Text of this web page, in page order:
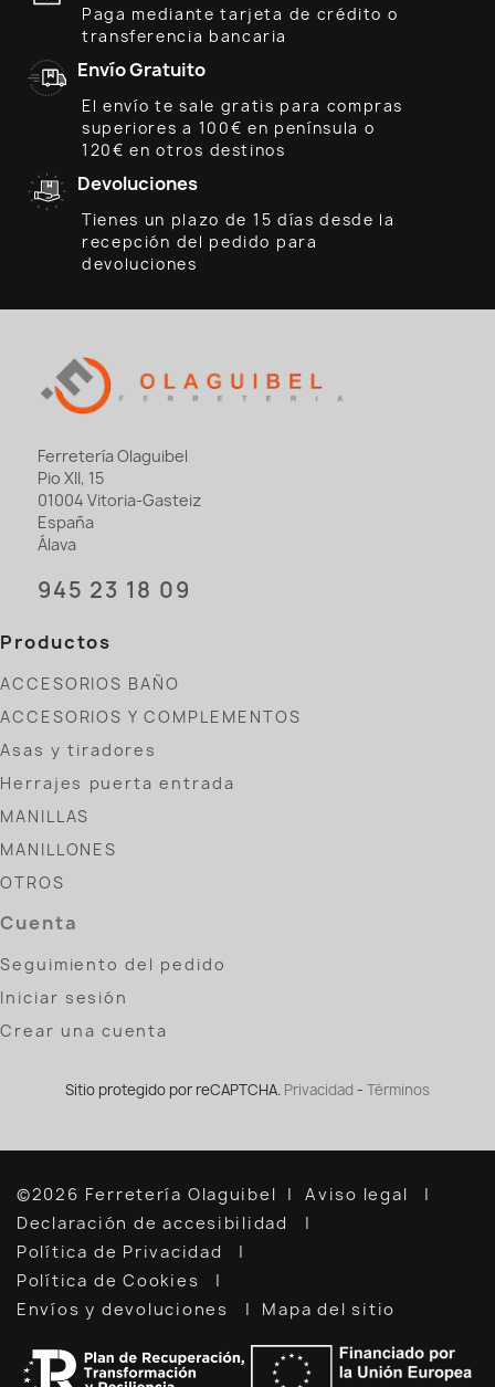
Paga mediante tarjeta de crédito o
transferencia bancaria
Envío Gratuito
El envío te sale gratis para compras
superiores a 100€ en península o
120€ en otros destinos
Devoluciones
Tienes un plazo de 15 días desde la
recepción del pedido para
devoluciones
Ferretería Olaguibel
Pio XII, 15
01004 Vitoria-Gasteiz
España
Álava
945 23 18 09
Productos
ACCESORIOS BAÑO
ACCESORIOS Y COMPLEMENTOS
Asas y tiradores
Herrajes puerta entrada
MANILLAS
MANILLONES
OTROS
Cuenta
Seguimiento del pedido
Iniciar sesión
Crear una cuenta
Sitio protegido por reCAPTCHA. Privacidad - Términos
©2026 Ferretería Olaguibel
Aviso legal
Declaración de accesibilidad
Política de Privacidad
Política de Cookies
Envíos y devoluciones
Mapa del sitio